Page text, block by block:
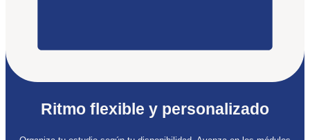
Ritmo flexible y personalizado